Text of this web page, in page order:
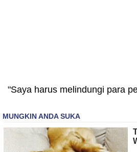
"Saya harus melindungi para